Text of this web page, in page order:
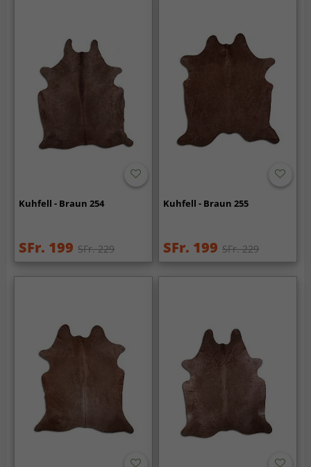
Kuhfell - Braun 254
SFr. 199 SFr. 229
Kuhfell - Braun 255
SFr. 199 SFr. 229